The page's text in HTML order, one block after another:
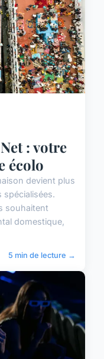
: votre
écolo
devient plus
spécialisées.
souhaitent
domestique,
5 min de lecture →